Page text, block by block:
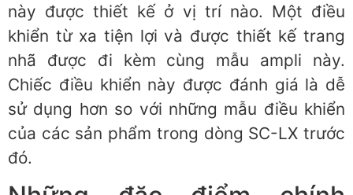
này được thiết kế ở vị trí nào. Một điều
khiển từ xa tiện lợi và được thiết kế trang
nhã được đi kèm cùng mẫu ampli này.
Chiếc điều khiển này được đánh giá là dễ
sử dụng hơn so với những mẫu điều khiển
của các sản phẩm trong dòng SC-LX trước
đó.